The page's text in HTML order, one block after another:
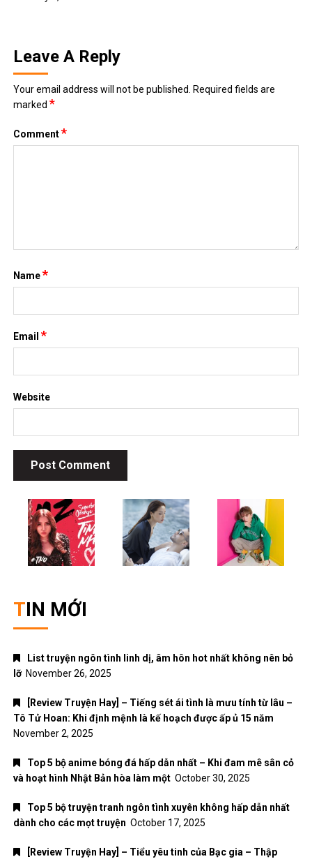
Leave A Reply
Your email address will not be published. Required fields are
marked*
Comment*
Name*
Email*
Website
TIN MỚI
List truyện ngôn tình linh dị, âm hôn hot nhất không nên bỏ
lỡ November 26, 2025
[Review Truyện Hay] – Tiếng sét ái tình là mưu tính từ lâu –
Tô Tử Hoan: Khi định mệnh là kế hoạch được ấp ủ 15 năm
November 2, 2025
Top 5 bộ anime bóng đá hấp dẫn nhất – Khi đam mê sân cỏ
và hoạt hình Nhật Bản hòa làm một October 30, 2025
Top 5 bộ truyện tranh ngôn tình xuyên không hấp dẫn nhất
dành cho các mọt truyện October 17, 2025
[Review Truyện Hay] – Tiểu yêu tinh của Bạc gia – Thập